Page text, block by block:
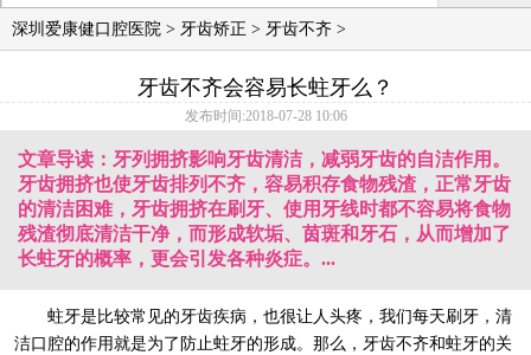
深圳爱康健口腔医院 > 牙齿矫正 > 牙齿不齐 >
牙齿不齐会容易长蛀牙么？
发布时间:2018-07-28 10:06
文章导读：牙列拥挤影响牙齿清洁，减弱牙齿的自洁作用。
牙齿拥挤也使牙齿排列不齐，容易积存食物残渣，正常牙齿
的清洁困难，牙齿拥挤在刷牙、使用牙线时都不容易将食物
残渣彻底清洁干净，而形成软垢、茵斑和牙石，从而增加了
长蛀牙的概率，更会引发各种炎症。...
蛀牙是比较常见的牙齿疾病，也很让人头疼，我们每天刷牙，清
洁口腔的作用就是为了防止蛀牙的形成。那么，牙齿不齐和蛀牙的关